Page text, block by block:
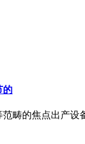
的
畴的焦点出产